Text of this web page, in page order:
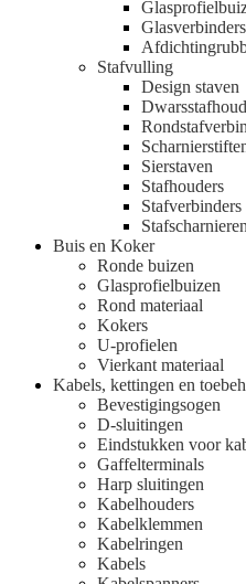
Glasverbinders
Stafvulling
Design staven
Sierstaven
Stafhouders
Stafverbinders
Stafscharnieren
Buis en Koker
Ronde buizen
Glasprofielbuizen
Rond materiaal
Kokers
U-profielen
Vierkant materiaal
Kabels, kettingen en
Bevestigingsogen
D-sluitingen
Eindstukken voor
Gaffelterminals
Harp sluitingen
Kabelhouders
Kabelklemmen
Kabelringen
Kabels